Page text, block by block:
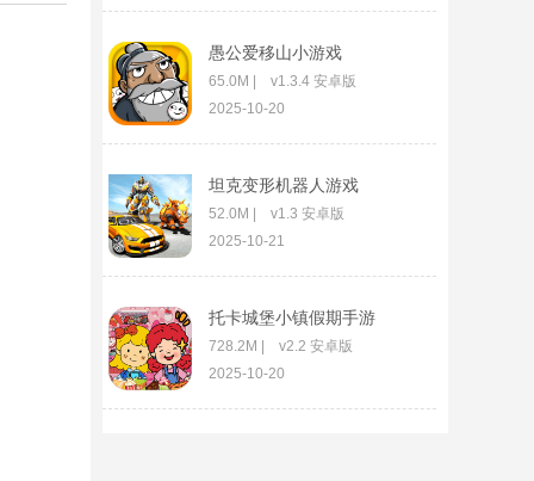
愚公爱移山小游戏
65.0M | v1.3.4 安卓版
2025-10-20
坦克变形机器人游戏
52.0M | v1.3 安卓版
2025-10-21
托卡城堡小镇假期手游
728.2M | v2.2 安卓版
2025-10-20